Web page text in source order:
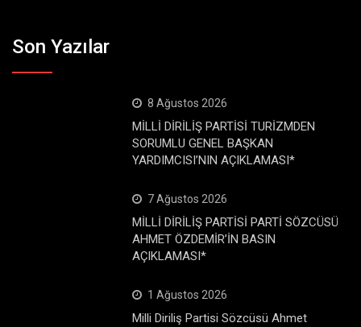
Son Yazılar
8 Ağustos 2026
MİLLİ DİRİLİŞ PARTİSİ TURİZMDEN
SORUMLU GENEL BAŞKAN
YARDIMCISI’NIN AÇIKLAMASI*
7 Ağustos 2026
MİLLİ DİRİLİŞ PARTİSİ PARTİ SÖZCÜSÜ
AHMET ÖZDEMİR’İN BASIN
AÇIKLAMASI*
1 Ağustos 2026
Milli Diriliş Partisi Sözcüsü Ahmet